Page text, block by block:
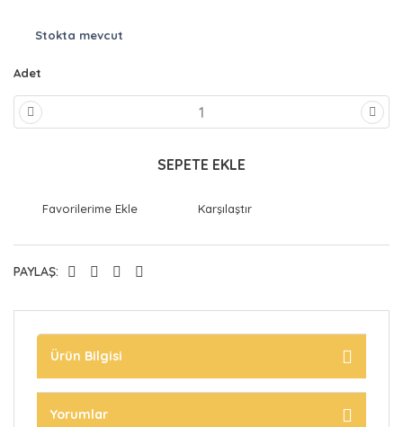
Stokta mevcut
Adet
SEPETE EKLE
Karşılaştır
PAYLAŞ:
Ürün Bilgisi
Yorumlar